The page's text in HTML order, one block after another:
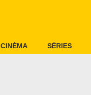
CINÉMA SÉRIES